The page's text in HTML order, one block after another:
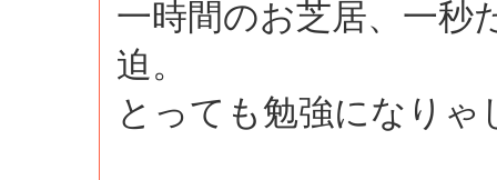
一時間のお芝居、一秒
迫。
とっても勉強になり